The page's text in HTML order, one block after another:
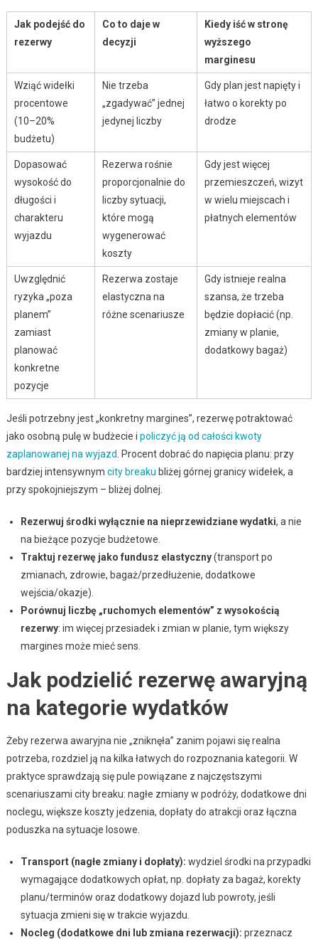
Jak podejść do
rezerwy
Co to daje w
decyzji
Kiedy iść w stronę
wyższego
marginesu
Wziąć widełki
procentowe
(10–20%
budżetu)
Nie trzeba
„zgadywać” jednej
jedynej liczby
Gdy plan jest napięty i
łatwo o korekty po
drodze
Dopasować
wysokość do
długości i
charakteru
wyjazdu
Rezerwa rośnie
proporcjonalnie do
liczby sytuacji,
które mogą
wygenerować
koszty
Gdy jest więcej
przemieszczeń, wizyt
w wielu miejscach i
płatnych elementów
Uwzględnić
ryzyka „poza
planem”
zamiast
planować
konkretne
pozycje
Rezerwa zostaje
elastyczna na
różne scenariusze
Gdy istnieje realna
szansa, że trzeba
będzie dopłacić (np.
zmiany w planie,
dodatkowy bagaż)
Jeśli potrzebny jest „konkretny margines”, rezerwę potraktować
jako osobną pulę w budżecie i policzyć ją od całości kwoty
zaplanowanej na wyjazd . Procent dobrać do napięcia planu: przy
bardziej intensywnym city breaku bliżej górnej granicy widełek, a
przy spokojniejszym – bliżej dolnej.
Rezerwuj środki wyłącznie na nieprzewidziane wydatki, a nie
na bieżące pozycje budżetowe.
Traktuj rezerwę jako fundusz elastyczny(transport po
zmianach, zdrowie, bagaż/przedłużenie, dodatkowe
wejścia/okazje).
Porównuj liczbę „ruchomych elementów” z wysokością
rezerwy: im więcej przesiadek i zmian w planie, tym większy
margines może mieć sens.
Jak podzielić rezerwę awaryjną
na kategorie wydatków
Żeby rezerwa awaryjna nie „zniknęła” zanim pojawi się realna
potrzeba, rozdziel ją na kilka łatwych do rozpoznania kategorii. W
praktyce sprawdzają się pule powiązane z najczęstszymi
scenariuszami city breaku: nagłe zmiany w podróży, dodatkowe dni
noclegu, większe koszty jedzenia, dopłaty do atrakcji oraz łączna
poduszka na sytuacje losowe.
Transport (nagłe zmiany i dopłaty): wydziel środki na przypadki
wymagające dodatkowych opłat, np. dopłaty za bagaż, korekty
planu/terminów oraz dodatkowy dojazd lub powroty, jeśli
sytuacja zmieni się w trakcie wyjazdu.
Nocleg (dodatkowe dni lub zmiana rezerwacji): przeznacz